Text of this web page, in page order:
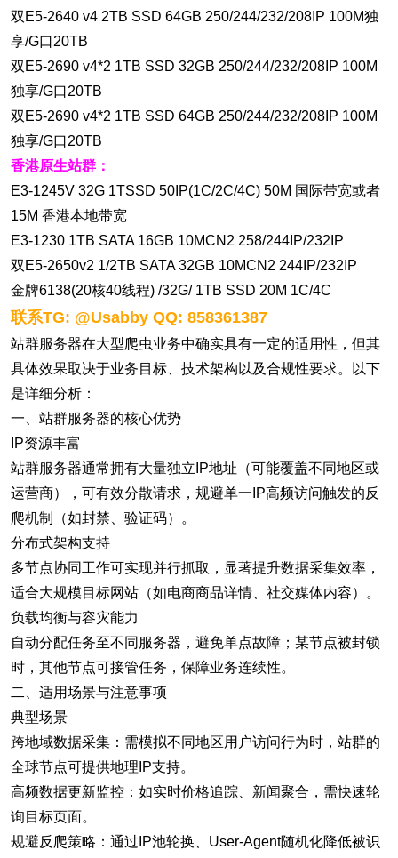
双E5-2640 v4 2TB SSD 64GB 250/244/232/208IP 100M独
享/G口20TB
双E5-2690 v4*2 1TB SSD 32GB 250/244/232/208IP 100M
独享/G口20TB
双E5-2690 v4*2 1TB SSD 64GB 250/244/232/208IP 100M
独享/G口20TB
香港原生站群：
E3-1245V 32G 1TSSD 50IP(1C/2C/4C) 50M 国际带宽或者
15M 香港本地带宽
E3-1230 1TB SATA 16GB 10MCN2 258/244IP/232IP
双E5-2650v2 1/2TB SATA 32GB 10MCN2 244IP/232IP
金牌6138(20核40线程) /32G/ 1TB SSD 20M 1C/4C
联系TG: @Usabby QQ: 858361387
站群服务器在大型爬虫业务中确实具有一定的适用性，但其
具体效果取决于业务目标、技术架构以及合规性要求。以下
是详细分析：
一、站群服务器的核心优势
IP资源丰富
站群服务器通常拥有大量独立IP地址（可能覆盖不同地区或
运营商），可有效分散请求，规避单一IP高频访问触发的反
爬机制（如封禁、验证码）。
分布式架构支持
多节点协同工作可实现并行抓取，显著提升数据采集效率，
适合大规模目标网站（如电商商品详情、社交媒体内容）。
负载均衡与容灾能力
自动分配任务至不同服务器，避免单点故障；某节点被封锁
时，其他节点可接管任务，保障业务连续性。
二、适用场景与注意事项
典型场景
跨地域数据采集：需模拟不同地区用户访问行为时，站群的
全球节点可提供地理IP支持。
高频数据更新监控：如实时价格追踪、新闻聚合，需快速轮
询目标页面。
规避反爬策略：通过IP池轮换、User-Agent随机化降低被识